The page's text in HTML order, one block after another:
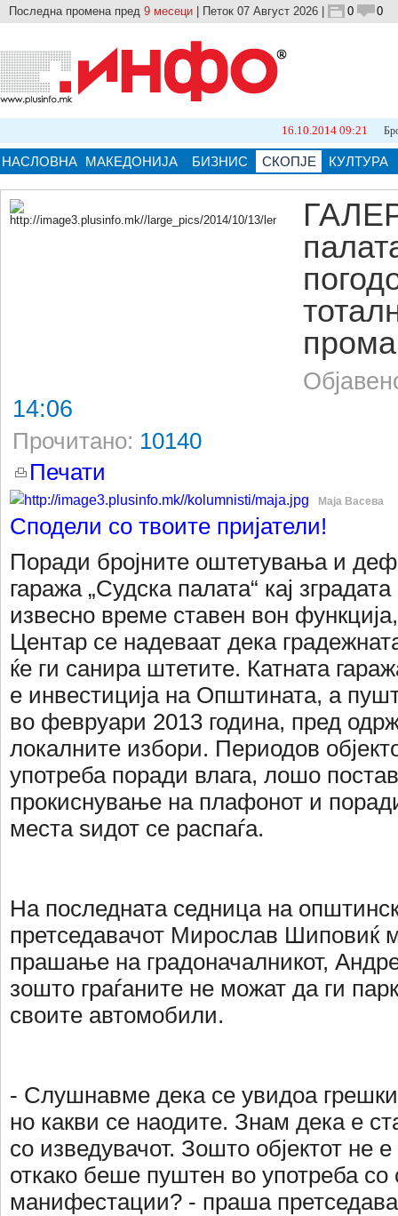
Последна промена пред 9 месеци | Петок 07 Август 2026 | 0 0
16.10.2014 09:21 Бројот на
НАСЛОВНА МАКЕДОНИЈА БИЗНИС СКОПЈЕ КУЛТУРА
14:06
Прочитано: 10140
Печати
Маја Васева
Сподели со твоите пријатели!
Поради бројните оштетувања и
гаража „Судска палата“ кај
извесно време ставен вон
Центар се надеваат дека
ќе ги санира штетите. Катната
е инвестиција на Општината, а
во февруари 2013 година, пред
локалните избори. Периодов
употреба поради влага, лошо
прокиснување на плафонот и
места ѕидот се распаѓа.
На последната седница на
претседавачот Мирослав Шиповиќ
прашање на градоначалникот,
зошто граѓаните не можат да ги
своите автомобили.
- Слушнавме дека се увидоа
но какви се наодите. Знам дека е
со изведувачот. Зошто објектот не
откако беше пуштен во употреба со
манифестации? - праша